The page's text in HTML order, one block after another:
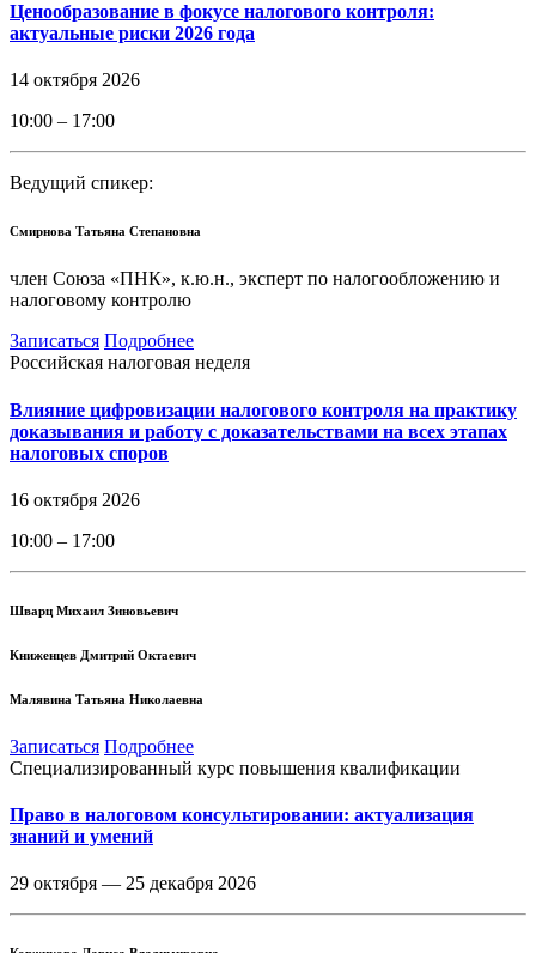
Ценообразование в фокусе налогового контроля:
актуальные риски 2026 года
14 октября 2026
10:00 – 17:00
Ведущий спикер:
Смирнова Татьяна Степановна
член Союза «ПНК», к.ю.н., эксперт по налогообложению и
налоговому контролю
Записаться Подробнее
Российская налоговая неделя
Влияние цифровизации налогового контроля на практику
доказывания и работу с доказательствами на всех этапах
налоговых споров
16 октября 2026
10:00 – 17:00
Шварц Михаил Зиновьевич
Книженцев Дмитрий Октаевич
Малявина Татьяна Николаевна
Записаться Подробнее
Специализированный курс повышения квалификации
Право в налоговом консультировании: актуализация
знаний и умений
29 октября — 25 декабря 2026